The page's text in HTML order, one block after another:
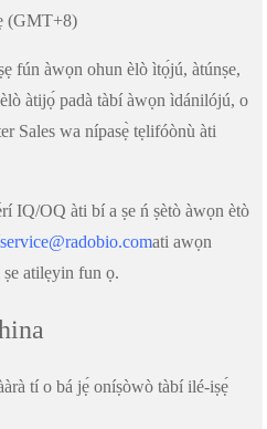
(GMT+8)
fún àwọn ohun èlò ìtọ́jú, àtúnṣe,
àtijọ́ padà tàbí àwọn ìdánilójú, o
Sales wa nípasẹ̀ tẹlifóònù àti
IQ/OQ àti bí a ṣe ń ṣètò àwọn ètò
service@radobio.comati awọn
atilẹyin fun ọ.
tí o bá jẹ́ oníṣòwò tàbí ilé-iṣẹ́